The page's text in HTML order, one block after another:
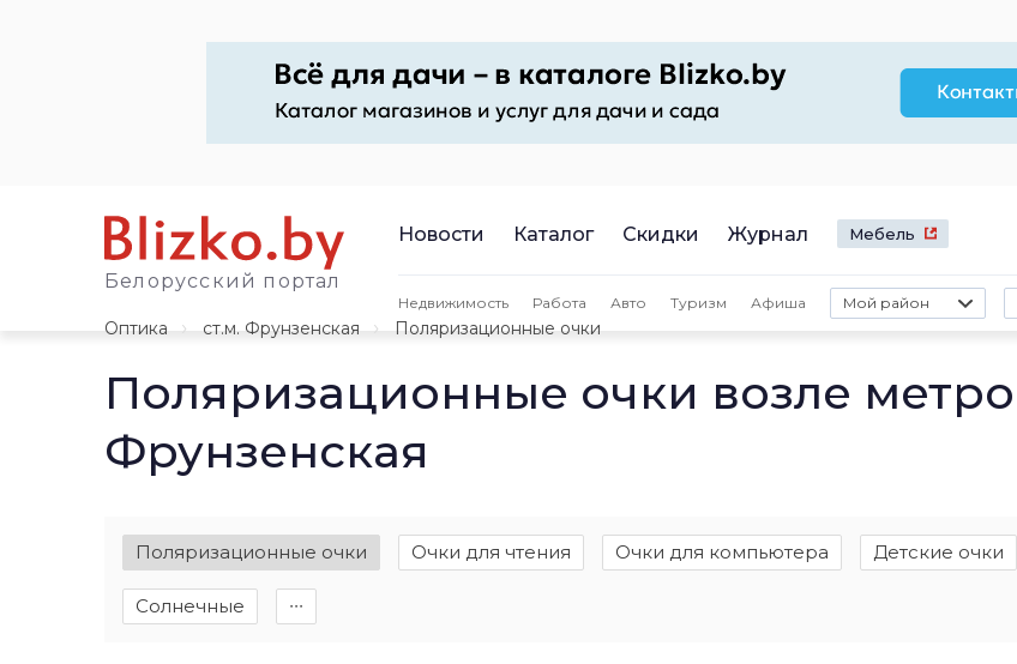
Белорусский портал
Новости Каталог Скидки Журнал Мебель
Недвижимость Работа Авто Туризм Афиша Мой район
Оптика
ст.м. Фрунзенская Поляризационные очки
Поляризационные очки возле метро
Фрунзенская
Поляризационные очки Очки для чтения Очки для компьютера Детские очки
Солнечные ∙∙∙